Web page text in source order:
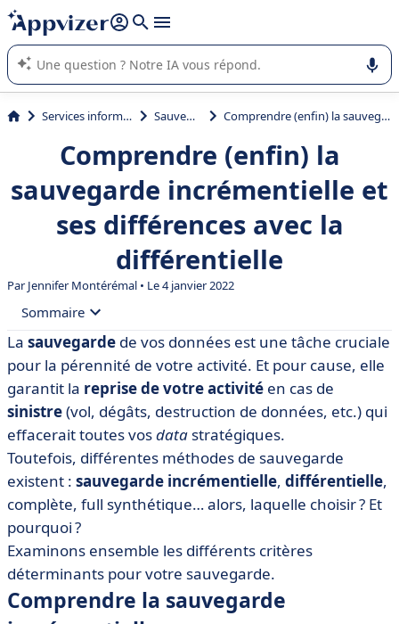
répondre (plusieurs lignes avec
L'IA de Appvizer vous guide dans l'utilisation ou la sélection de
logiciel SaaS en entreprise.
Services informatiques Sauvegarde Comprendre (enfin) la sauvegarde incrémentielle et ses différences avec la différentielle
Comprendre (enfin) la
sauvegarde incrémentielle et
ses différences avec la
différentielle
ParJennifer Montérémal • Le 4 janvier 2022
Sommaire
• Comprendre la sauvegarde incrémentielle
• Différences avec la sauvegarde différentielle
• Les autres types de sauvegarde
• Les meilleurs logiciels de sauvegarde incrémentielle
et différentielle
• Assurer sa cyber-résilience
La sauvegarde de vos données est une tâche cruciale
pour la pérennité de votre activité. Et pour cause, elle
garantit la reprise de votre activité en cas de
sinistre(vol, dégâts, destruction de données, etc.) qui
effacerait toutes vosdata stratégiques.
Toutefois, différentes méthodes de sauvegarde
existent : sauvegarde incrémentielle, différentielle,
complète, full synthétique… alors, laquelle choisir ? Et
pourquoi ?
Examinons ensemble les différents critères
déterminants pour votre sauvegarde.
Comprendre la sauvegarde